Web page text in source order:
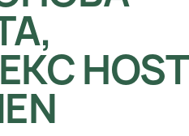
HOST